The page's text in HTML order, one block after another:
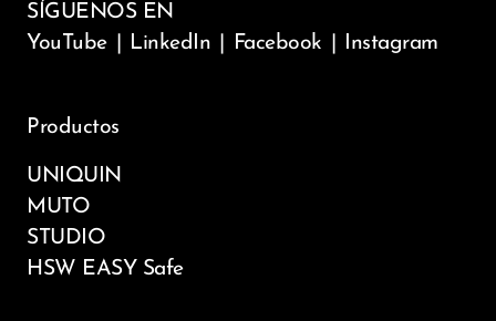
SÍGUENOS EN
YouTube
LinkedIn Facebook Instagram
Productos
UNIQUIN
MUTO
STUDIO
HSW EASY Safe